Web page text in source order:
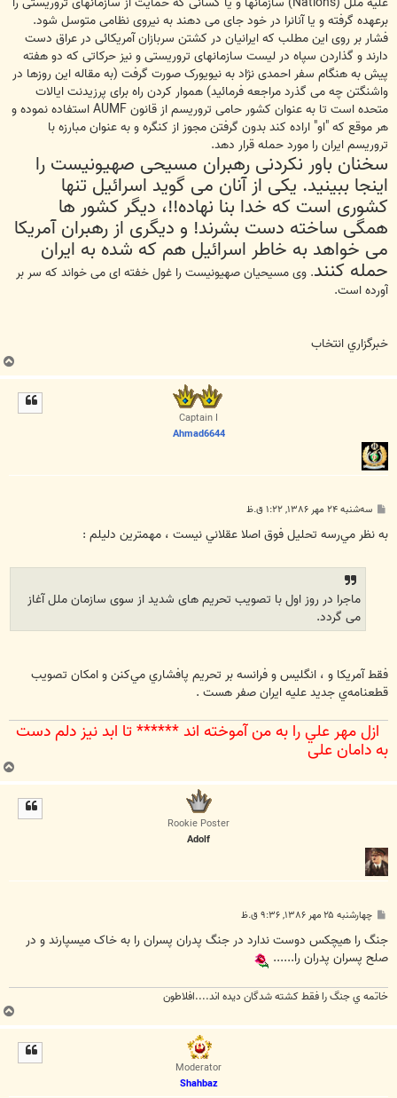
برعهده گرفته و یا آنانرا در خود جای می دهند به نیروی نظامی متوسل شود.
فشار بر روی این مطلب که ایرانیان در کشتن سربازان آمریکائی در عراق دست
دارند و گذاردن سپاه در لیست سازمانهای تروریستی و نیز حرکاتی که دو هفته
پیش به هنگام سفر احمدی نژاد به نیویورک صورت گرفت (به مقاله این روزها در
واشنگتن چه می گذرد مراجعه فرمائید) هموار کردن راه برای پرزیدنت ایالات
متحده است تا به عنوان کشور حامی تروریسم از قانون AUMF استفاده نموده و
هر موقع که "او" اراده کند بدون گرفتن مجوز از کنگره و به عنوان مبارزه با
تروریسم ایران را مورد حمله قرار دهد.
سخنان باور نکردنی رهبران مسیحی صهیونیست را
اینجا ببینید. یکی از آنان می گوید اسرائیل تنها
کشوری است که خدا بنا نهاده!!، دیگر کشور ها
همگی ساخته دست بشرند! و دیگری از رهبران آمریکا
می خواهد به خاطر اسرائیل هم که شده به ایران
حمله کنند. وی مسیحیان صهیونیست را غول خفته ای می خواند که سر بر
آورده است.
خبرگزاري انتخاب
ب
ا
Captain I
Ahmad6644
پ
ت
سه‌شنبه ۲۴ مهر ۱۳۸۶, ۱:۲۲ ق.ظ
به نظر مي‌رسه تحليل فوق اصلا عقلاني نيست ، مهمترين دليلم :
ماجرا در روز اول با تصویب تحریم های شدید از سوی سازمان ملل آغاز
می گردد.
فقط آمريكا و ، انگليس و فرانسه بر تحريم پافشاري مي‌كنن و امكان تصويب
قطعنامه‌ي جديد عليه ايران صفر هست .
ازل مهر علي را به من آموخته اند ****** تا ابد نيز دلم دست
به دامان علي‌
ب
ا
Rookie Poster
Adolf
پ
ت
چهارشنبه ۲۵ مهر ۱۳۸۶, ۹:۳۶ ق.ظ
جنگ را هيچکس دوست ندارد در جنگ پدران پسران را به خاک ميسپارند و در
صلح پسران پدران را......
خاتمه ي جنگ را فقط کشته شدگان ديده اند....افلاطون
ب
ا
Moderator
Shahbaz